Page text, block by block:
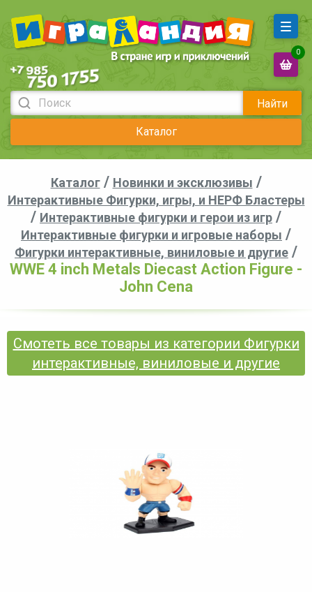
Найти
Каталог
0
Каталог/ Новинки и эксклюзивы /
Интерактивные Фигурки, игры, и НЕРФ Бластеры
/ Интерактивные фигурки и герои из игр /
Интерактивные фигурки и игровые наборы /
Фигурки интерактивные, виниловые и другие /
WWE 4 inch Metals Diecast Action Figure -
John Cena
Смотеть все товары из категории Фигурки
интерактивные, виниловые и другие